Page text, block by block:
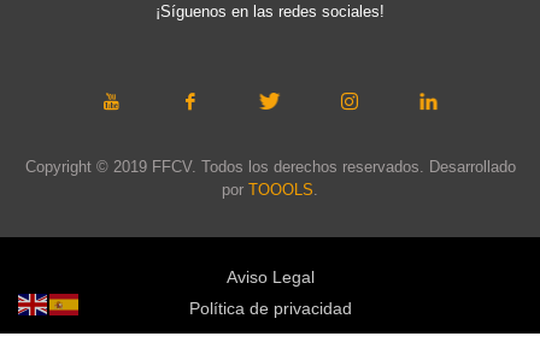
¡Síguenos en las redes sociales!
Copyright © 2019 FFCV. Todos los derechos reservados. Desarrollado
por TOOOLS
Aviso Legal
Política de privacidad
Política de cookies